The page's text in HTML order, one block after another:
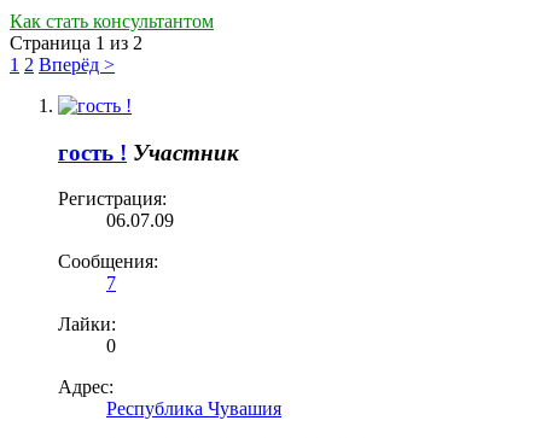
Как стать консультантом
Страница 1 из 2
1 2 Вперёд >
гость ! Участник
Регистрация:
06.07.09
Сообщения:
7
Лайки:
0
Адрес:
Республика Чувашия